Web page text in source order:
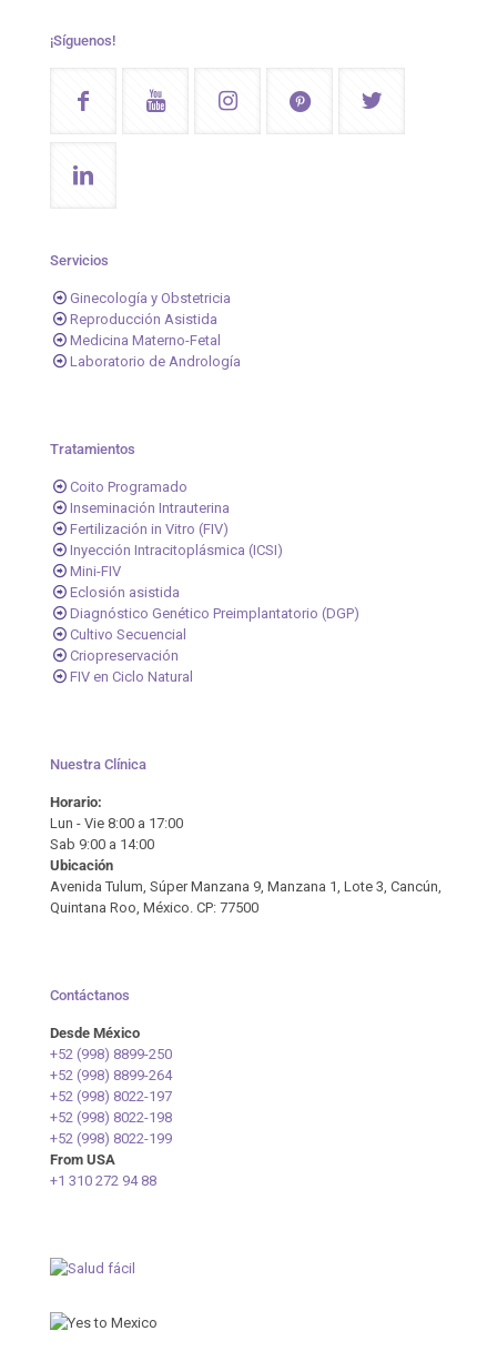
¡Síguenos!
Servicios
Ginecología y Obstetricia
Reproducción Asistida
Medicina Materno-Fetal
Laboratorio de Andrología
Tratamientos
Coito Programado
Inseminación Intrauterina
Fertilización in Vitro (FIV)
Inyección Intracitoplásmica (ICSI)
Mini-FIV
Eclosión asistida
Diagnóstico Genético Preimplantatorio (DGP)
Cultivo Secuencial
Criopreservación
FIV en Ciclo Natural
Nuestra Clínica
Horario:
Lun - Vie 8:00 a 17:00
Sab 9:00 a 14:00
Ubicación
Avenida Tulum, Súper Manzana 9, Manzana 1, Lote 3, Cancún,
Quintana Roo, México. CP: 77500
Contáctanos
Desde México
+52 (998) 8899-250
+52 (998) 8899-264
+52 (998) 8022-197
+52 (998) 8022-198
+52 (998) 8022-199
From USA
+1 310 272 94 88